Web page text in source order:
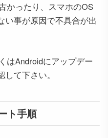
かったり、スマホのOS
い事が原因で不具合が出
はAndroidにアップデー
て下さい。
ト手順